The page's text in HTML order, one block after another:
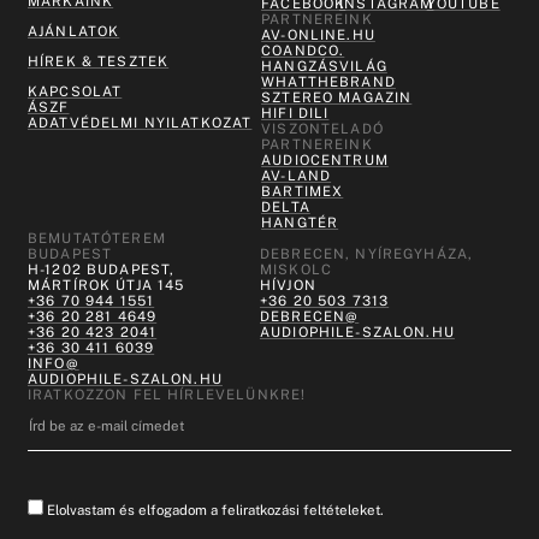
AJÁNLATOK
HÍREK & TESZTEK
KAPCSOLAT
ÁSZF
ADATVÉDELMI NYILATKOZAT
FACEBOOKINSTAGRAMYOUTUBE
PARTNEREINK
AV-ONLINE.HU
COANDCO.
HANGZÁSVILÁG
WHATTHEBRAND
SZTEREO MAGAZIN
HIFI DILI
VISZONTELADÓ
PARTNEREINK
AUDIOCENTRUM
AV-LAND
BARTIMEX
DELTA
HANGTÉR
BEMUTATÓTEREM
BUDAPEST
H-1202 BUDAPEST,
MÁRTÍROK ÚTJA 145
+36 70 944 1551
+36 20 281 4649
+36 20 423 2041
+36 30 411 6039
INFO@
AUDIOPHILE-SZALON.HU
DEBRECEN, NYÍREGYHÁZA,
MISKOLC
HÍVJON
+36 20 503 7313
DEBRECEN@
AUDIOPHILE-SZALON.HU
IRATKOZZON FEL HÍRLEVELÜNKRE!
Elolvastam és elfogadom a feliratkozási feltételeket.